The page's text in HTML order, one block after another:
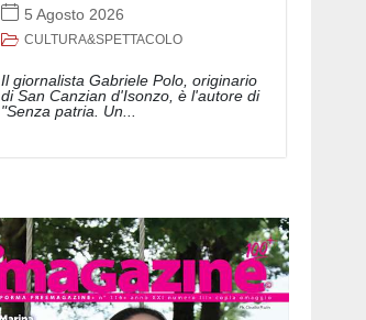
5 Agosto 2026
CULTURA&SPETTACOLO
Il giornalista Gabriele Polo, originario
di San Canzian d'Isonzo, è l'autore di
"Senza patria. Un...